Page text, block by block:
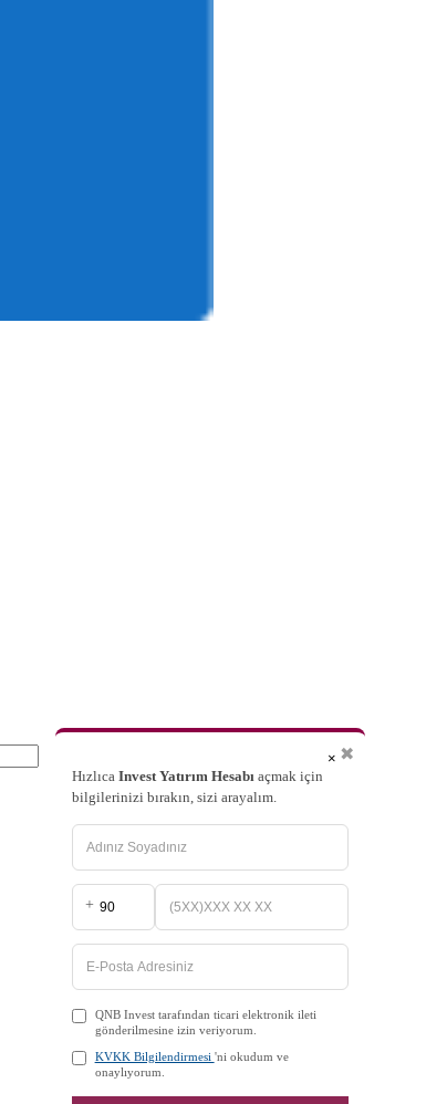
✖
Hızlıca Invest Yatırım Hesabıaçmak için
bilgilerinizi bırakın, sizi arayalım.
+
QNB Invest tarafından ticari elektronik ileti
gönderilmesine izin veriyorum.
KVKK Bilgilendirmesi 'ni okudum ve
onaylıyorum.
×